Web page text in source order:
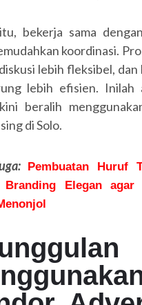
bekerja sama
koordinasi.
lebih fleksibel, dan
lebih efisien. Inilah
beralih
di Solo.
Pembuatan Huruf
Branding Elegan agar